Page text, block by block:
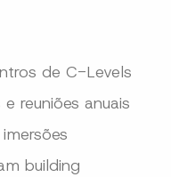
de C-Levels
reuniões anuais
building